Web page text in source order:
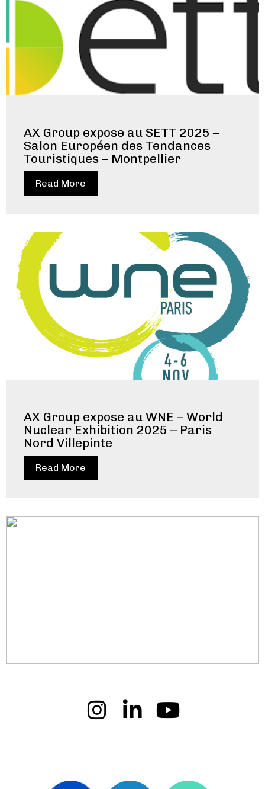
AX Group expose au SETT 2025 –
Salon Européen des Tendances
Touristiques – Montpellier
Read More
AX Group expose au WNE – World
Nuclear Exhibition 2025 – Paris
Nord Villepinte
Read More